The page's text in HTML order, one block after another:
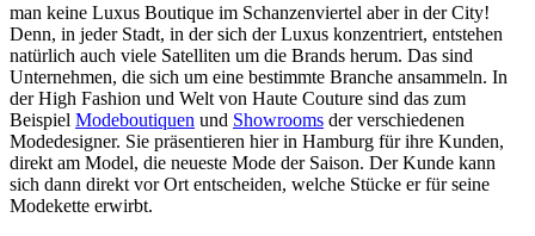
man keine Luxus Boutique im Schanzenviertel aber in der City!
Denn, in jeder Stadt, in der sich der Luxus konzentriert, entstehen
natürlich auch viele Satelliten um die Brands herum. Das sind
Unternehmen, die sich um eine bestimmte Branche ansammeln. In
der High Fashion und Welt von Haute Couture sind das zum
Beispiel Modeboutiquen und Showrooms der verschiedenen
Modedesigner. Sie präsentieren hier in Hamburg für ihre Kunden,
direkt am Model, die neueste Mode der Saison. Der Kunde kann
sich dann direkt vor Ort entscheiden, welche Stücke er für seine
Modekette erwirbt.